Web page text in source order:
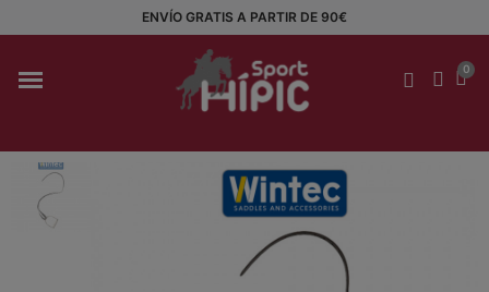
ENVÍO GRATIS A PARTIR DE 90€